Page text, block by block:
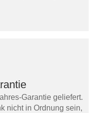
Garantie geliefert.
nicht in Ordnung sein,